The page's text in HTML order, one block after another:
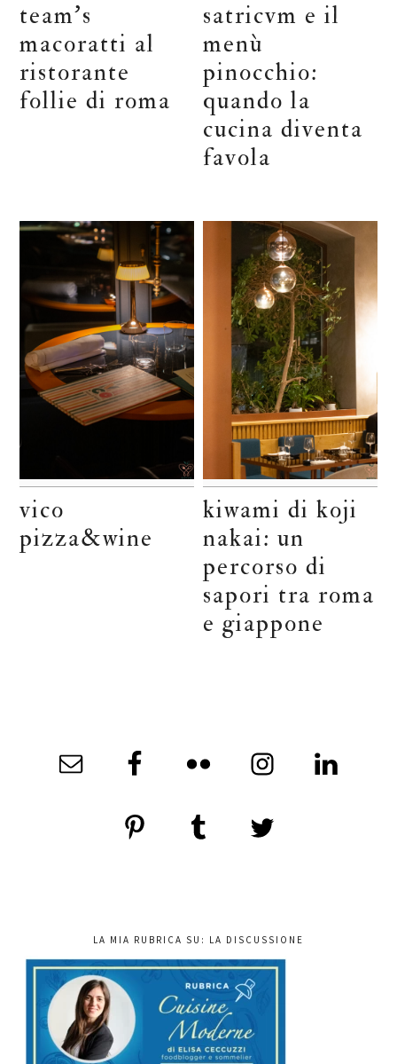
team’s
macoratti al
ristorante
follie di roma
satricvm e il
menù
pinocchio:
quando la
cucina diventa
favola
vico
pizza&wine
kiwami di koji
nakai: un
percorso di
sapori tra roma
e giappone
LA MIA RUBRICA SU: LA DISCUSSIONE